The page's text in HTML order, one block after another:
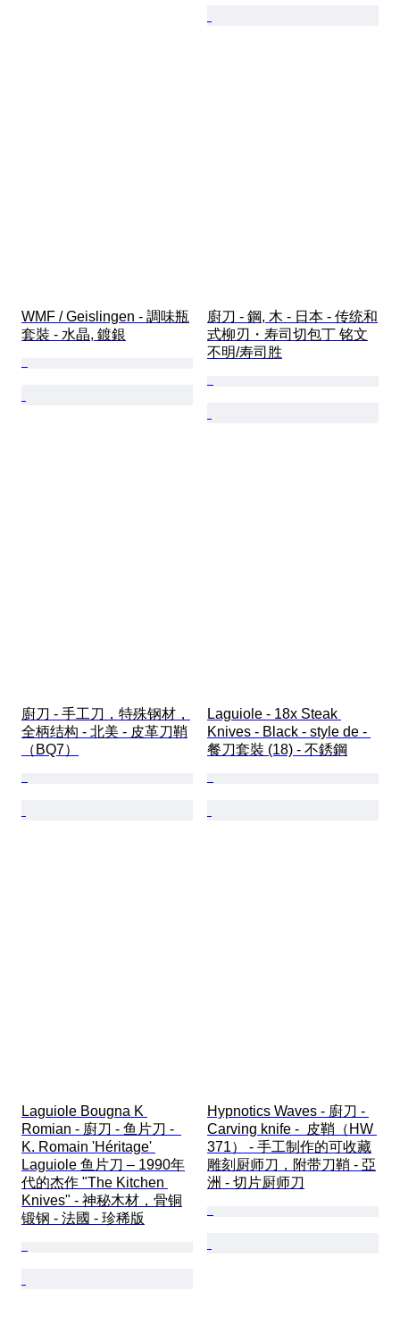
WMF / Geislingen - 調味瓶
套裝 - 水晶, 鍍銀
廚刀 - 鋼, 木 - 日本 - 传统和
式柳刃・寿司切包丁 铭文
不明/寿司胜
廚刀 - 手工刀，特殊钢材，
全柄结构 - 北美 - 皮革刀鞘
（BQ7）
Laguiole - 18x Steak
Knives - Black - style de -
餐刀套裝 (18) - 不銹鋼
Laguiole Bougna K
Romian - 廚刀 - 鱼片刀 -
K. Romain 'Héritage'
Laguiole 鱼片刀 – 1990年
代的杰作 "The Kitchen
Knives" - 神秘木材，骨铜
锻钢 - 法國 - 珍稀版
Hypnotics Waves - 廚刀 -
Carving knife -  皮鞘（HW
371） - 手工制作的可收藏
雕刻厨师刀，附带刀鞘 - 亞
洲 - 切片厨师刀